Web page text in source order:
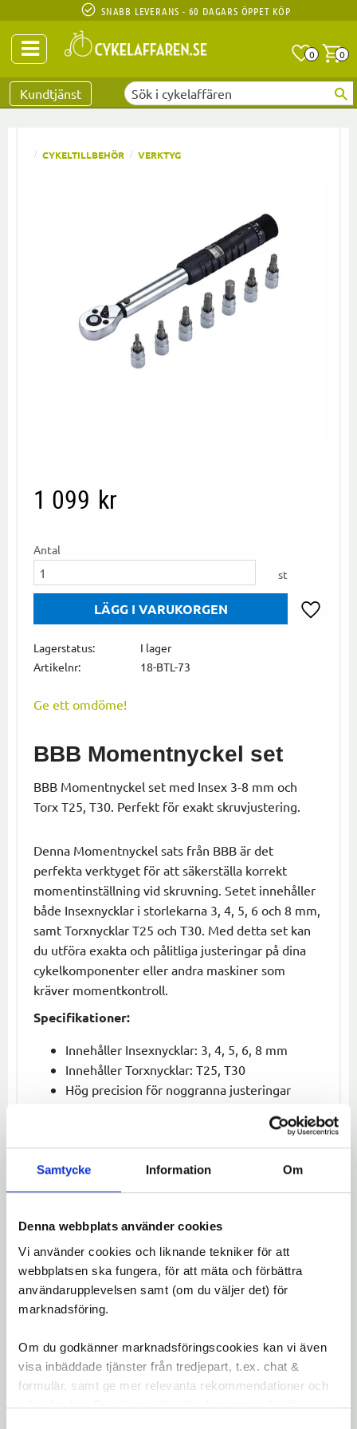
Samtycke Information Om
Denna webbplats använder cookies
Vi använder cookies och liknande tekniker för att
webbplatsen ska fungera, för att mäta och förbättra
användarupplevelsen samt (om du väljer det) för
marknadsföring.
Om du godkänner marknadsföringscookies kan vi även
visa inbäddade tjänster från tredjepart, t.ex. chat &
formulär, samt ge mer relevanta rekommendationer och
SNABB LEVERANS - 60 DAGARS ÖPPET KÖP
0 0
Kundtjänst
CYKELTILLBEHÖR VERKTYG
1 099 kr
Antal
st
Lagerstatus
I lager
Artikelnr
18-BTL-73
Ge ett omdöme!
BBB Momentnyckel set
BBB Momentnyckel set med Insex 3-8 mm och
Torx T25, T30. Perfekt för exakt skruvjustering.
Denna Momentnyckel sats från BBB är det
perfekta verktyget för att säkerställa korrekt
momentinställning vid skruvning. Setet innehåller
både Insexnycklar i storlekarna 3, 4, 5, 6 och 8 mm,
samt Torxnycklar T25 och T30. Med detta set kan
du utföra exakta och pålitliga justeringar på dina
cykelkomponenter eller andra maskiner som
kräver momentkontroll.
Specifikationer:
Innehåller Insexnycklar: 3, 4, 5, 6, 8 mm
Innehåller Torxnycklar: T25, T30
Hög precision för noggranna justeringar
Ergonomiskt handtag för bekväm användning
BBB Momentnyckel set är ett måste för dig som
vill säkerställa att alla skruvar och delar är korrekt
Du